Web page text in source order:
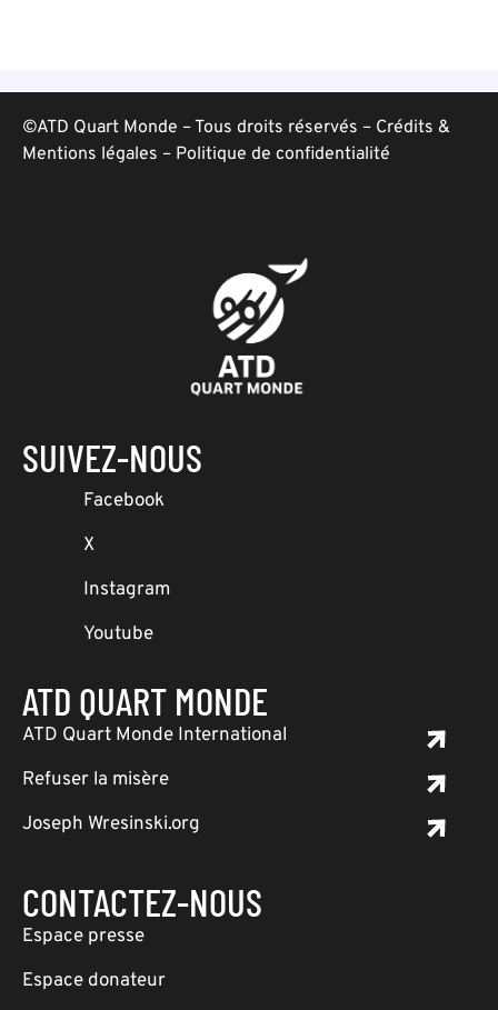
©ATD Quart Monde – Tous droits réservés – Crédits &
Mentions légales – Politique de confidentialité
SUIVEZ-NOUS
Facebook
X
Instagram
Youtube
ATD QUART MONDE
ATD Quart Monde International
Refuser la misère
Joseph Wresinski.org
CONTACTEZ-NOUS
Espace presse
Espace donateur